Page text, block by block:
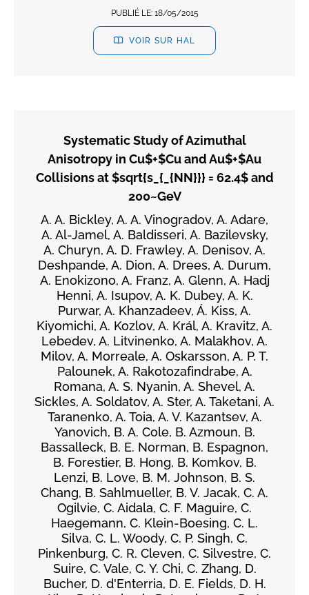
PUBLIÉ LE: 18/05/2015
VOIR SUR HAL
Systematic Study of Azimuthal
Anisotropy in Cu$+$Cu and Au$+$Au
Collisions at $sqrt{s_{_{NN}}} = 62.4$ and
200~GeV
A. A. Bickley, A. A. Vinogradov, A. Adare,
A. Al-Jamel, A. Baldisseri, A. Bazilevsky,
A. Churyn, A. D. Frawley, A. Denisov, A.
Deshpande, A. Dion, A. Drees, A. Durum,
A. Enokizono, A. Franz, A. Glenn, A. Hadj
Henni, A. Isupov, A. K. Dubey, A. K.
Purwar, A. Khanzadeev, Á. Kiss, A.
Kiyomichi, A. Kozlov, A. Král, A. Kravitz, A.
Lebedev, A. Litvinenko, A. Malakhov, A.
Milov, A. Morreale, A. Oskarsson, A. P. T.
Palounek, A. Rakotozafindrabe, A.
Romana, A. S. Nyanin, A. Shevel, A.
Sickles, A. Soldatov, A. Ster, A. Taketani, A.
Taranenko, A. Toia, A. V. Kazantsev, A.
Yanovich, B. A. Cole, B. Azmoun, B.
Bassalleck, B. E. Norman, B. Espagnon,
B. Forestier, B. Hong, B. Komkov, B.
Lenzi, B. Love, B. M. Johnson, B. S.
Chang, B. Sahlmueller, B. V. Jacak, C. A.
Ogilvie, C. Aidala, C. F. Maguire, C.
Haegemann, C. Klein-Boesing, C. L.
Silva, C. L. Woody, C. P. Singh, C.
Pinkenburg, C. R. Cleven, C. Silvestre, C.
Suire, C. Vale, C. Y. Chi, C. Zhang, D.
Bucher, D. d'Enterria, D. E. Fields, D. H.